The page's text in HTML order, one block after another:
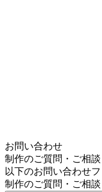
お問い合わせ
制作のご質問・ご相談
以下のお問い合わせ
制作のご質問・ご相